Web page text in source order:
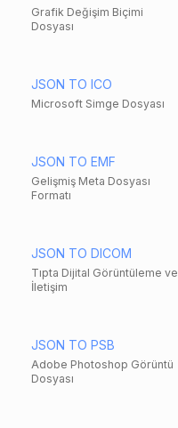
Grafik Değişim Biçimi
Dosyası
JSON TO ICO
Microsoft Simge Dosyası
JSON TO EMF
Gelişmiş Meta Dosyası
Formatı
JSON TO DICOM
Tıpta Dijital Görüntüleme ve
İletişim
JSON TO PSB
Adobe Photoshop Görüntü
Dosyası